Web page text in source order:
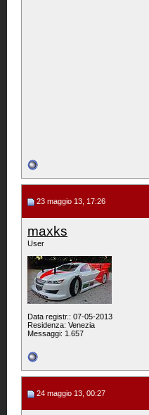
23 maggio 13, 17:26
maxks
User
Data registr.: 07-05-2013
Residenza: Venezia
Messaggi: 1.657
24 maggio 13, 00:27